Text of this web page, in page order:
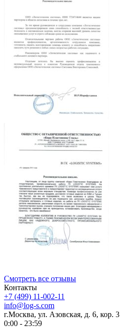
Смотреть все отзывы
Контакты
+7 (499) 11-002-11
info@log-s.com
г.Москва, ул. Азовская, д. 6, кор. 3
0:00 - 23:59